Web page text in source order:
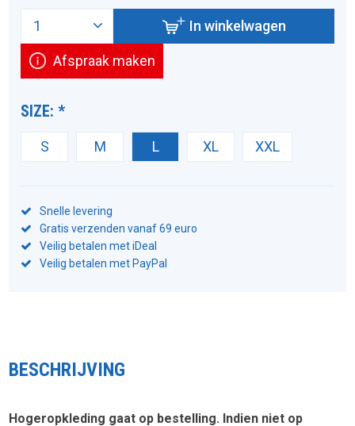
In winkelwagen
Afspraak maken
SIZE:*
S M L XL XXL
Snelle levering
Gratis verzenden vanaf 69 euro
Veilig betalen met iDeal
Veilig betalen met PayPal
BESCHRIJVING
Hogeropkleding gaat op bestelling. Indien niet op